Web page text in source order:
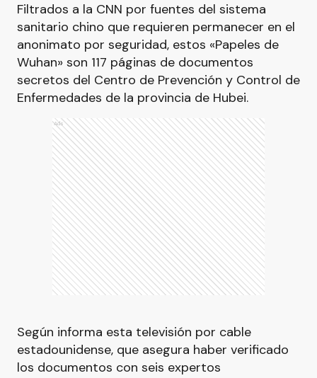
Filtrados a la CNN por fuentes del sistema
sanitario chino que requieren permanecer en el
anonimato por seguridad, estos «Papeles de
Wuhan» son 117 páginas de documentos
secretos del Centro de Prevención y Control de
Enfermedades de la provincia de Hubei.
Ads
Según informa esta televisión por cable
estadounidense, que asegura haber verificado
los documentos con seis expertos